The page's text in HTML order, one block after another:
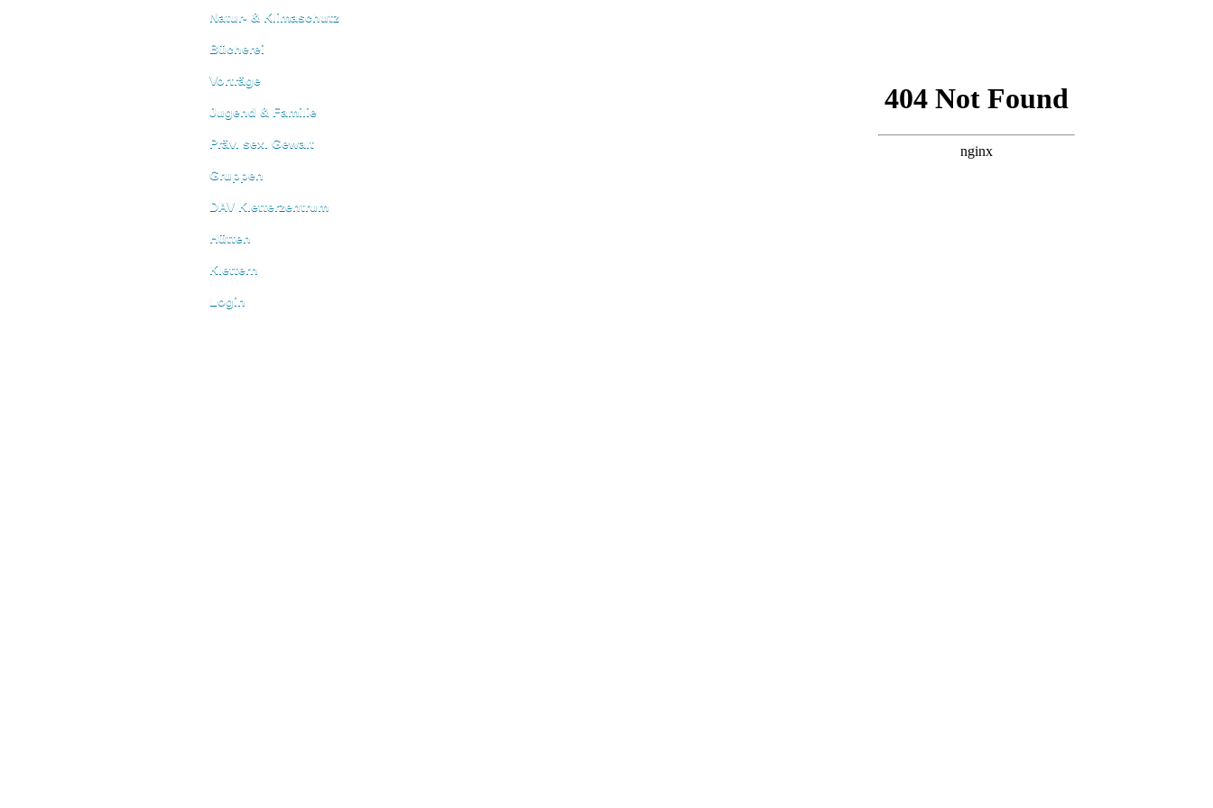
Natur- & Klimaschutz
Bücherei
Vorträge
Jugend & Familie
Präv. sex. Gewalt
Gruppen
DAV Kletterzentrum
Hütten
Klettern
Login